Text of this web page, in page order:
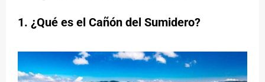
1. ¿Qué es el Cañón del Sumidero?